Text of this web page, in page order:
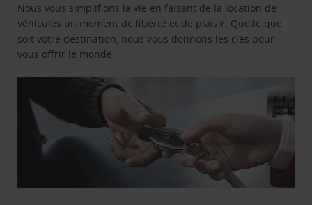
Nous vous simplifions la vie en faisant de la location de
véhicules un moment de liberté et de plaisir. Quelle que
soit votre destination, nous vous donnons les clés pour
vous offrir le monde.